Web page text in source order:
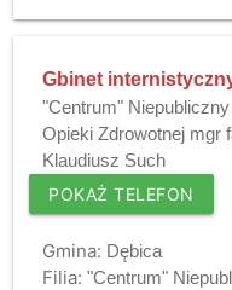
Gbinet
"Centrum" Niepubliczny
Opieki Zdrowotnej mgr
Klaudiusz Such
POKAŻ TELEFON
Gmina: Dębica
Filia: "Centrum"